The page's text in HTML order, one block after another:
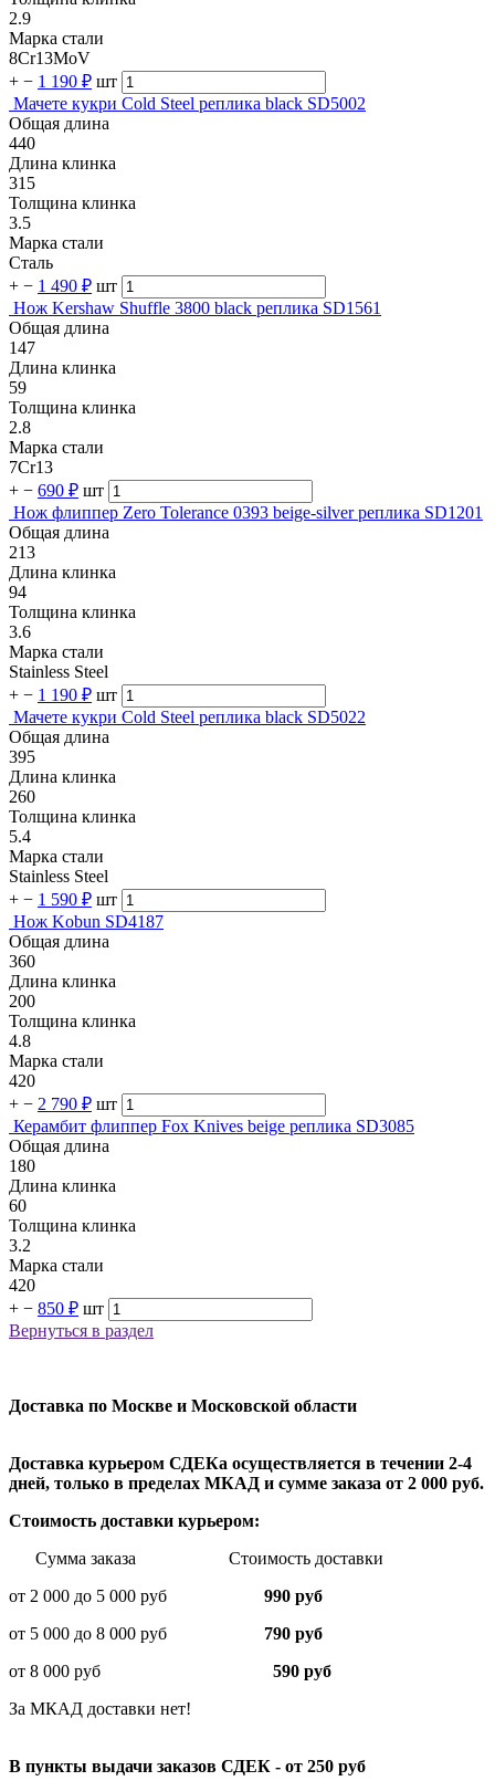
2.9
Марка стали
8Cr13MoV
+ − 1 190 ₽ шт
Мачете кукри Cold Steel реплика black SD5002
Общая длина
440
Длина клинка
315
Толщина клинка
3.5
Марка стали
Сталь
+ − 1 490 ₽ шт
Нож Kershaw Shuffle 3800 black реплика SD1561
Общая длина
147
Длина клинка
59
Толщина клинка
2.8
Марка стали
7Cr13
+ − 690 ₽ шт
Нож флиппер Zero Tolerance 0393 beige-silver реплика SD1201
Общая длина
213
Длина клинка
94
Толщина клинка
3.6
Марка стали
Stainless Steel
+ − 1 190 ₽ шт
Мачете кукри Cold Steel реплика black SD5022
Общая длина
395
Длина клинка
260
Толщина клинка
5.4
Марка стали
Stainless Steel
+ − 1 590 ₽ шт
Нож Kobun SD4187
Общая длина
360
Длина клинка
200
Толщина клинка
4.8
Марка стали
420
+ − 2 790 ₽ шт
Керамбит флиппер Fox Knives beige реплика SD3085
Общая длина
180
Длина клинка
60
Толщина клинка
3.2
Марка стали
420
+ − 850 ₽ шт
Вернуться в раздел
Доставка по Москве и Московской области
Доставка курьером СДЕКа осуществляется в течении 2-4
дней, только в пределах МКАД и сумме заказа от 2 000 руб.
Стоимость доставки курьером:
Сумма заказа Стоимость доставки
от 2 000 до 5 000 руб
990 руб
от 5 000 до 8 000 руб 790 руб
от 8 000 руб 590 руб
За МКАД доставки нет!
В пункты выдачи заказов СДЕК - от 250 руб